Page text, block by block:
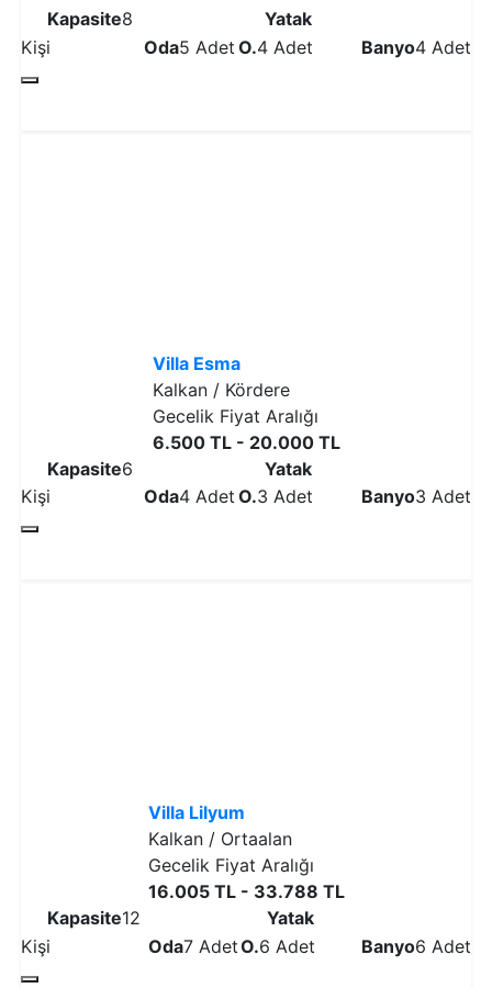
Kapasite8
Kişi
Oda5 Adet
Yatak
O.4 Adet Banyo4 Adet
Villa Esma
Kalkan / Kördere
Gecelik Fiyat Aralığı
6.500 TL - 20.000 TL
Kapasite6
Kişi
Oda4 Adet
Yatak
O.3 Adet Banyo3 Adet
Villa Lilyum
Kalkan / Ortaalan
Gecelik Fiyat Aralığı
16.005 TL - 33.788 TL
Kapasite12
Kişi
Oda7 Adet
Yatak
O.6 Adet Banyo6 Adet